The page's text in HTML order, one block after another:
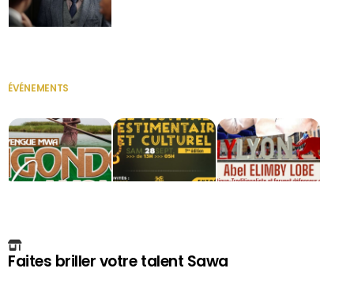
ÉVÉNEMENTS
Faites briller votre talent Sawa